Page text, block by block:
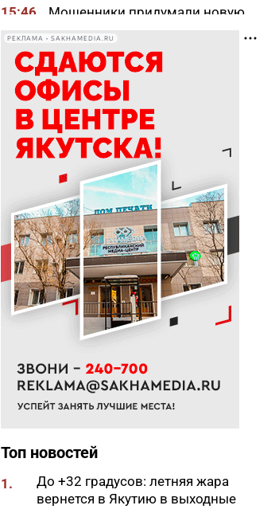
15:46
Мошенники придумали новую
«экстрасенсами»
15:39
Приметы на 9 августа 2026
года: как провести день
Пантелеймона
15:29
К Земле приближается
потенциально опасный
астероид
14:41
В трех районах Якутии
прогнозируют сильные дожди
13:32
В Якутии за сутки потушили
десять лесных пожаров
12:52
Гороскоп на неделю с 10 по 16
августа 2026 года
якутян с Всероссийским днем
физкультурника
11:50
Образование сквозь года: как
полпути
11:35
Российские школьники будут
учиться по новой программе
РЕКЛАМА • SAKHAMEDIA.RU
Топ новостей
1.
До +32 градусов: летняя жара
вернется в Якутию в выходные